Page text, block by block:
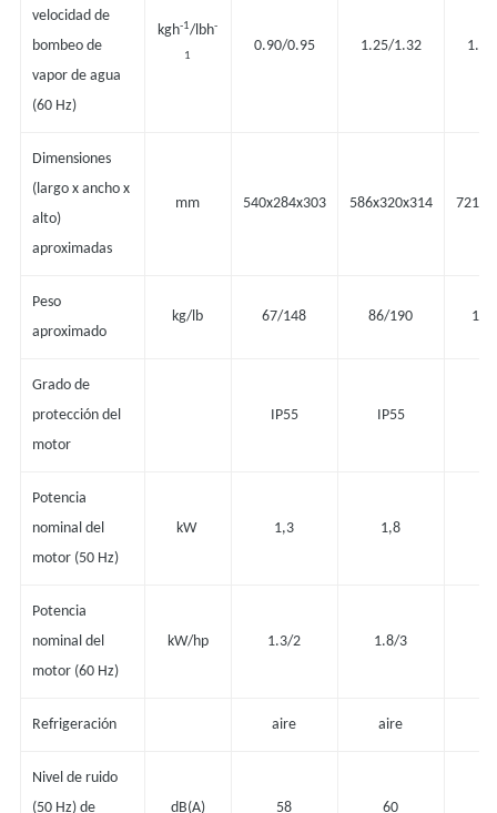
velocidad de
bombeo de
vapor de agua
(60 Hz)
kgh-1/lbh-
1
0.90/0.95 1.25/1.32
Dimensiones
(largo x ancho x
alto)
aproximadas
mm 540x284x303 586x320x314
Peso
aproximado
kg/lb 67/148 86/190
Grado de
protección del
motor
IP55 IP55
Potencia
nominal del
motor (50 Hz)
kW 1,3 1,8
Potencia
nominal del
motor (60 Hz)
kW/hp 1.3/2 1.8/3
Refrigeración aire aire
Nivel de ruido
(50 Hz) de
dB(A) 58 60